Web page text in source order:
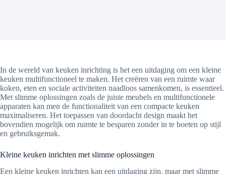
In de wereld van keuken inrichting is het een uitdaging om een kleine
keuken multifunctioneel te maken. Het creëren van een ruimte waar
koken, eten en sociale activiteiten naadloos samenkomen, is essentieel.
Met slimme oplossingen zoals de juiste meubels en multifunctionele
apparaten kan men de functionaliteit van een compacte keuken
maximaliseren. Het toepassen van doordacht design maakt het
bovendien mogelijk om ruimte te besparen zonder in te boeten op stijl
en gebruiksgemak.
Kleine keuken inrichten met slimme oplossingen
Een kleine keuken inrichten kan een uitdaging zijn, maar met slimme